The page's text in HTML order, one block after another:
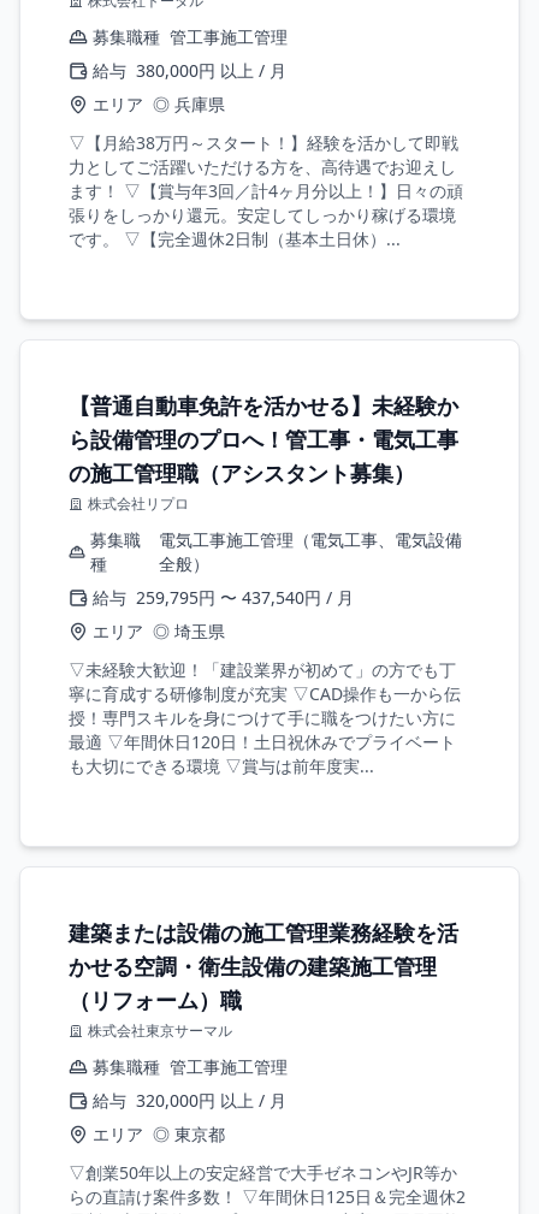
募集職種 管工事施工管理
給与 380,000円 以上 / 月
エリア ◎ 兵庫県
▽【月給38万円～スタート！】経験を活かして即戦
力としてご活躍いただける方を、高待遇でお迎えし
ます！ ▽【賞与年3回／計4ヶ月分以上！】日々の頑
張りをしっかり還元。安定してしっかり稼げる環境
です。 ▽【完全週休2日制（基本土日休）...
【普通自動車免許を活かせる】未経験か
ら設備管理のプロへ！管工事・電気工事
の施工管理職（アシスタント募集）
株式会社リプロ
募集職
種
電気工事施工管理（電気工事、電気設備
全般）
給与 259,795円 〜 437,540円 / 月
エリア ◎ 埼玉県
▽未経験大歓迎！「建設業界が初めて」の方でも丁
寧に育成する研修制度が充実 ▽CAD操作も一から伝
授！専門スキルを身につけて手に職をつけたい方に
最適 ▽年間休日120日！土日祝休みでプライベート
も大切にできる環境 ▽賞与は前年度実...
建築または設備の施工管理業務経験を活
かせる空調・衛生設備の建築施工管理
（リフォーム）職
株式会社東京サーマル
募集職種 管工事施工管理
給与 320,000円 以上 / 月
エリア ◎ 東京都
▽創業50年以上の安定経営で大手ゼネコンやJR等か
らの直請け案件多数！ ▽年間休日125日＆完全週休2